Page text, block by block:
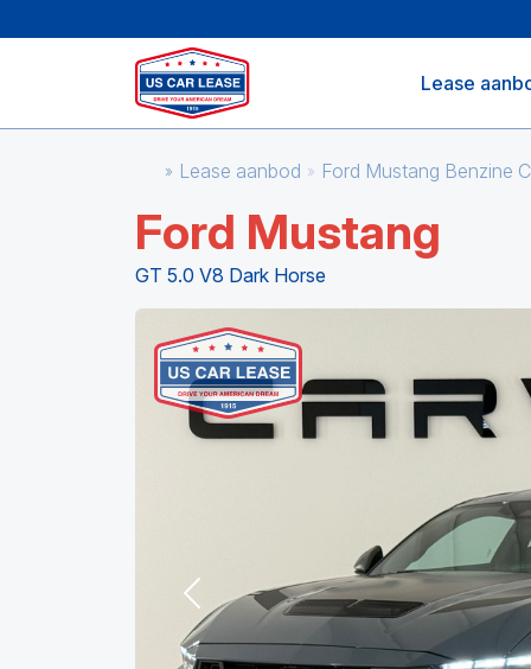
Lease
Lease aanbod Ford Mustang Benzine
Ford Mustang
GT 5.0 V8 Dark Horse
Previous